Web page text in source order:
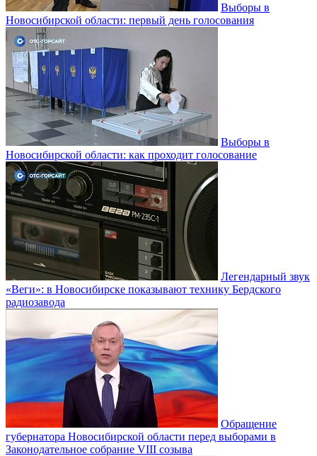
Выборы в
Новосибирской области: первый день голосования
Выборы в
Новосибирской области: как проходит голосование
Легендарный звук
«Веги»: в Новосибирске показывают технику Бердского
радиозавода
Обращение
губернатора Новосибирской области перед выборами в
Законодательное собрание VIII созыва